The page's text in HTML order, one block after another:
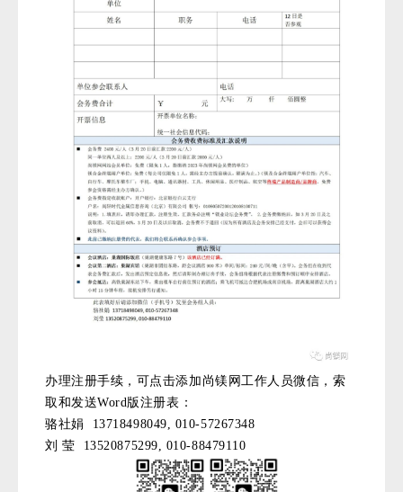
办理注册手续，可点击添加尚镁网工作人员微信，索
取和发送Word版注册表：
骆社娟 13718498049, 010-57267348
刘 莹 13520875299, 010-88479110